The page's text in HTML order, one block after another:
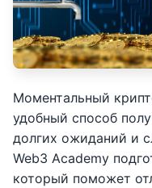
Моментальный
удобный способ
долгих ожиданий и
Web3 Academy
который поможет